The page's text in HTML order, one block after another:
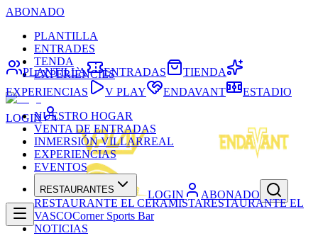
ABONADO
PLANTILLA
ENTRADES
TENDA
EXPERIÈNCIES
LOGIN
LOGIN ABONADO
PLANTILLA ENTRADAS
TIENDA
EXPERIENCIAS
V PLAY ENDAVANT
ESTADIO
NUESTRO HOGAR
VENTA DE ENTRADAS
INMERSIÓN VILLARREAL
EXPERIENCIAS
EVENTOS
RESTAURANTES
RESTAURANTE EL CERAMISTARESTAURANTE EL
VASCOCorner Sports Bar
NOTICIAS